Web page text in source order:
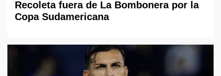
Recoleta fuera de La Bombonera por la
Copa Sudamericana